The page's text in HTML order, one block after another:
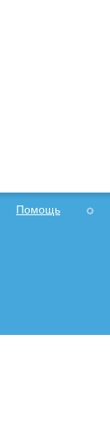
Помощь